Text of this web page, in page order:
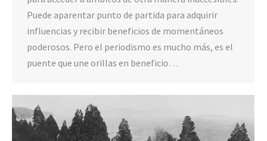
Puede aparentar punto de partida para adquirir
influencias y recibir beneficios de momentáneos
poderosos. Pero el periodismo es mucho más, es el
puente que une orillas en beneficio…